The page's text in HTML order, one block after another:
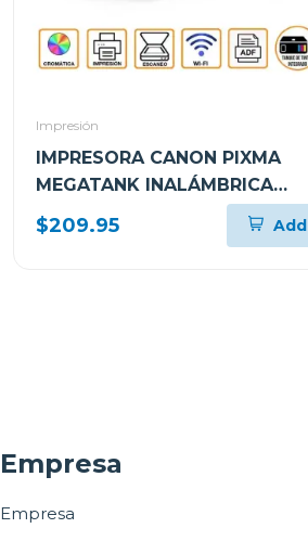
Impresión
IMPRESORA CANON PIXMA
MEGATANK INALÁMBRICA
MULTIFUNCIONAL G417
$209.95 Add
Empresa
Empresa